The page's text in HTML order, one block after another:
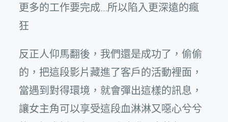
更多的工作要完成…所以陷入更深遠的瘋
狂
反正人仰馬翻後，我們還是成功了，偷偷
的，把這段影片藏進了客戶的活動裡面，
當遇到對得環境，就會彈出這樣的訊息，
讓女主角可以享受這段血淋淋又噁心兮兮